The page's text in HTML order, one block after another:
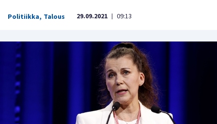
Politiikka, Talous 29.09.2021 | 09:13